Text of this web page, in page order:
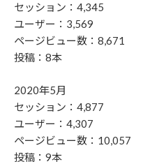
セッション：4,345
ユーザー：3,569
ページビュー数：8,671
投稿：8本
2020年5月
セッション：4,877
ユーザー：4,307
ページビュー数：10,057
投稿：9本